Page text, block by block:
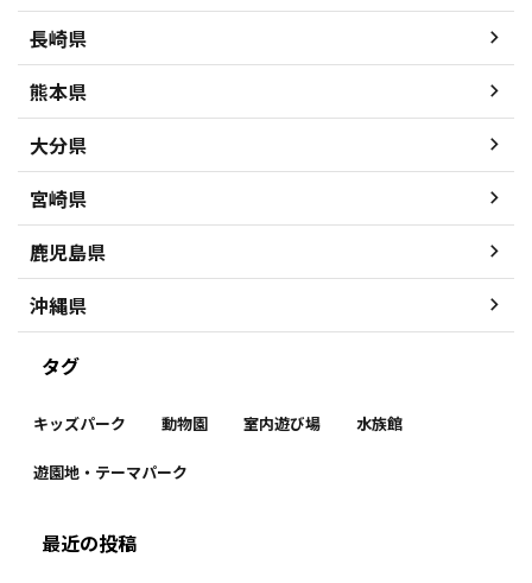
長崎県
熊本県
大分県
宮崎県
鹿児島県
沖縄県
タグ
キッズパーク 動物園 室内遊び場 水族館
遊園地・テーマパーク
最近の投稿